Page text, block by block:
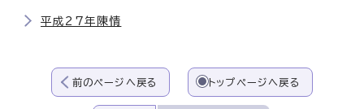
平成27年陳情
前のページへ戻る トップページへ戻る